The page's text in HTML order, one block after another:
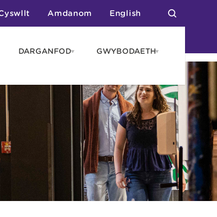
Amdanom English
Arlwyo
a Gwersylla
o Leoedd
DARGANFODOpen
GWYBODAETHOpen